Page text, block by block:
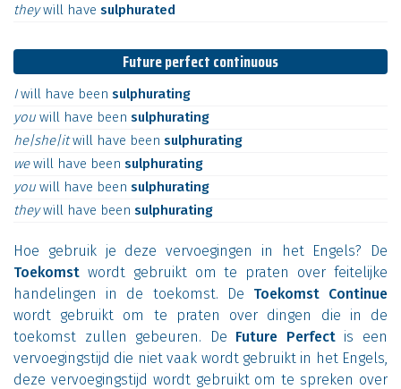
theywill have sulphurated
Future perfect continuous
Iwill have been sulphurating
you will have been sulphurating
he|she|itwill have been sulphurating
wewill have been sulphurating
you will have been sulphurating
theywill have been sulphurating
Hoe gebruik je deze vervoegingen in het Engels? De
Toekomst wordt gebruikt om te praten over feitelijke
handelingen in de toekomst. De Toekomst Continue
wordt gebruikt om te praten over dingen die in de
toekomst zullen gebeuren. De Future Perfectis een
vervoegingstijd die niet vaak wordt gebruikt in het Engels,
deze vervoegingstijd wordt gebruikt om te spreken over